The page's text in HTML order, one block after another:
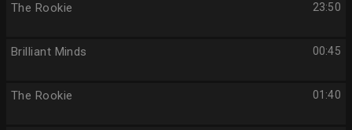
23:50
The Rookie
00:45
Brilliant Minds
01:40
The Rookie